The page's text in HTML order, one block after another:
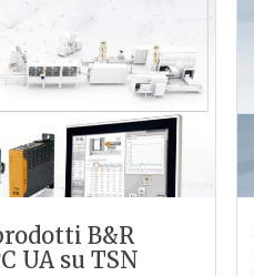
B&R
UA su TSN